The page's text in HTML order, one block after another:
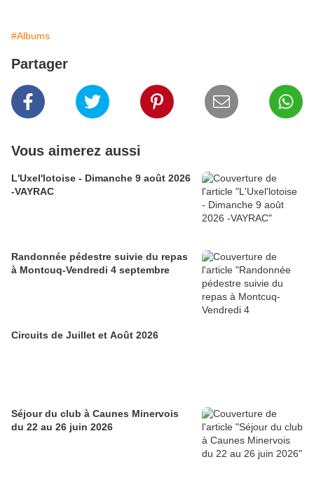
#Albums
Partager
Vous aimerez aussi
L'Uxel'lotoise - Dimanche 9 août 2026
-VAYRAC
Randonnée pédestre suivie du repas
à Montcuq-Vendredi 4 septembre
Circuits de Juillet et Août 2026
Séjour du club à Caunes Minervois
du 22 au 26 juin 2026